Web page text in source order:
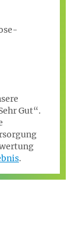
Gut“.
.